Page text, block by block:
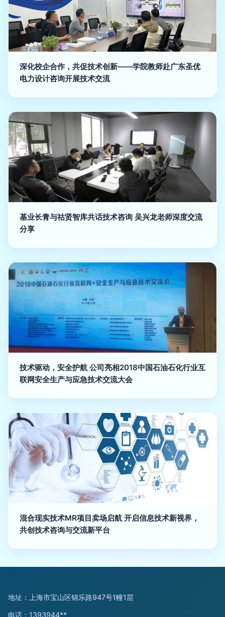
深化校企合作，共促技术创新——学院教师赴广东圣优
电力设计咨询开展技术交流
基业长青与祜贤智库共话技术咨询 吴兴龙老师深度交流
分享
技术驱动，安全护航 公司亮相2018中国石油石化行业互
联网安全生产与应急技术交流大会
混合现实技术MR项目卖场启航 开启信息技术新视界，
共创技术咨询与交流新平台
地址：上海市宝山区锦乐路947号1幢1层
电话：1393944**